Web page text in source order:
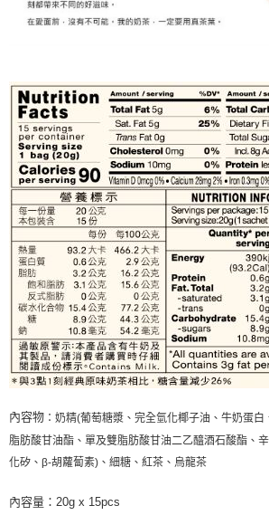
內容物 ：奶精(葡萄糖漿、完全氫化椰子油、牛奶蛋白
脂肪酸甘油酯、單及雙脂肪酸甘油二乙醯酒石酸酯、
化矽、β-胡蘿蔔素)、細糖、紅茶、烏龍茶
內容量：20g x 15pcs